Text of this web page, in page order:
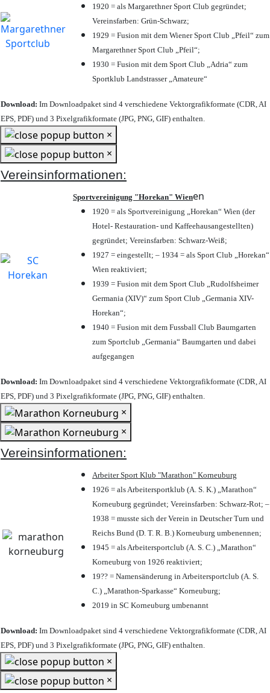
1920 = als Margarethner Sport Club gegründet;
Vereinsfarben: Grün-Schwarz;
1929 = Fusion mit dem Wiener Sport Club „Pfeil“ zum
Margarethner Sport Club „Pfeil“;
1930 = Fusion mit dem Sport Club „Adria“ zum
Sportklub Landstrasser „Amateure“
Download: Im Downloadpaket sind 4 verschiedene Vektorgrafikformate (CDR, AI
EPS, PDF) und 3 Pixelgrafikformate (JPG, PNG, GIF) enthalten.
×
×
Vereinsinformationen:
Sportvereinigung "Horekan" Wienen
1920 = als Sportvereinigung „Horekan“ Wien (der
Hotel- Restauration- und Kaffeehausangestellten)
gegründet; Vereinsfarben: Schwarz-Weiß;
1927 = eingestellt; – 1934 = als Sport Club „Horekan“
Wien reaktiviert;
1939 = Fusion mit dem Sport Club „Rudolfsheimer
Germania (XIV)“ zum Sport Club „Germania XIV-
Horekan“;
1940 = Fusion mit dem Fussball Club Baumgarten
zum Sportclub „Germania“ Baumgarten und dabei
aufgegangen
Download: Im Downloadpaket sind 4 verschiedene Vektorgrafikformate (CDR, AI
EPS, PDF) und 3 Pixelgrafikformate (JPG, PNG, GIF) enthalten.
×
×
Vereinsinformationen:
Arbeiter Sport Klub "Marathon" Korneuburg
1926 = als Arbeitersportklub (A. S. K.) „Marathon“
Korneuburg gegründet; Vereinsfarben: Schwarz-Rot; –
1938 = musste sich der Verein in Deutscher Turn und
Reichs Bund (D. T. R. B.) Korneuburg umbenennen;
1945 = als Arbeitersportclub (A. S. C.) „Marathon“
Korneuburg von 1926 reaktiviert;
19?? = Namensänderung in Arbeitersportclub (A. S.
C.) „Marathon-Sparkasse“ Korneuburg;
2019 in SC Korneuburg umbenannt
Download: Im Downloadpaket sind 4 verschiedene Vektorgrafikformate (CDR, AI
EPS, PDF) und 3 Pixelgrafikformate (JPG, PNG, GIF) enthalten.
×
×